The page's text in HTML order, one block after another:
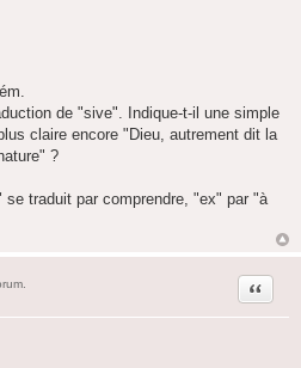
de "sive". Indique-t-il une simple
claire encore "Dieu, autrement dit la
?
traduit par comprendre, "ex" par "à
Citation